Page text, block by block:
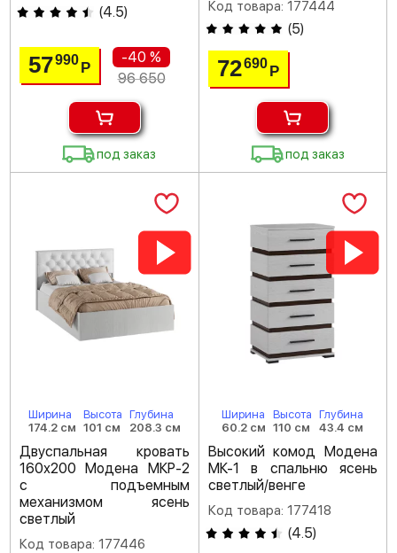
(4.5)
57990Р
-40 %
96 650
под заказ
Код товара: 177444
(5)
72690 Р
под заказ
Ширина
174.2 см
Высота
101 см
Глубина
208.3 см
Двуспальная кровать
160х200 Модена МКР-2
с подъемным
механизмом ясень
светлый
Код товара: 177446
Ширина
60.2 см
Высота
110 см
Глубина
43.4 см
Высокий комод Модена
МК-1 в спальню ясень
светлый/венге
Код товара: 177418
(4.5)